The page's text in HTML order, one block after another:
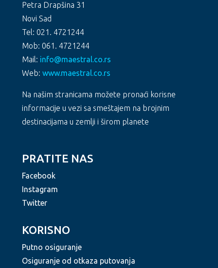
Petra Drapšina 31
Novi Sad
Tel: 021. 4721244
Mob: 061. 4721244
Mail: info@maestral.co.rs
Web: www.maestral.co.rs
Na našim stranicama možete pronaći korisne
informacije u vezi sa smeštajem na brojnim
destinacijama u zemlji i širom planete
PRATITE NAS
Facebook
Instagram
Twitter
KORISNO
Putno osiguranje
Osiguranje od otkaza putovanja